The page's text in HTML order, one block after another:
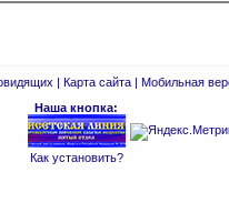
| Карта сайта | Мобильная
Наша кнопка:
Как установить?